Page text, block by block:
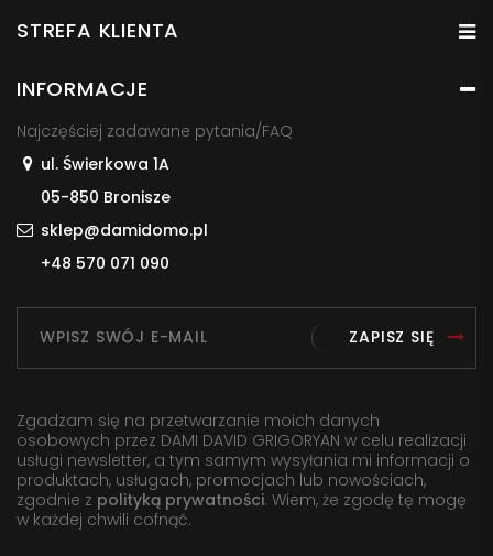
STREFA KLIENTA
INFORMACJE
Najczęściej zadawane pytania/FAQ
ul. Świerkowa 1A
05-850 Bronisze
sklep@damidomo.pl
+48 570 071 090
ZAPISZ SIĘ
Zgadzam się na przetwarzanie moich danych
osobowych przez DAMI DAVID GRIGORYAN w celu realizacji
usługi newsletter, a tym samym wysyłania mi informacji o
produktach, usługach, promocjach lub nowościach,
zgodnie z polityką prywatności. Wiem, że zgodę tę mogę
w każdej chwili cofnąć.